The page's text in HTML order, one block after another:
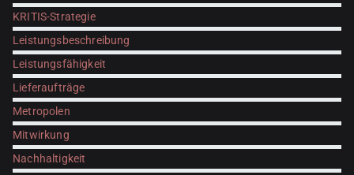
KRITIS-Strategie
Leistungsbeschreibung
Leistungsfähigkeit
Lieferaufträge
Metropolen
Mitwirkung
Nachhaltigkeit